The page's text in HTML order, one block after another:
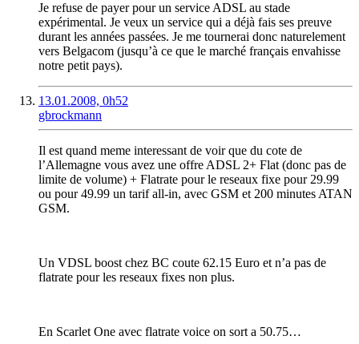
Je refuse de payer pour un service ADSL au stade
expérimental. Je veux un service qui a déjà fais ses preuve
durant les années passées. Je me tournerai donc naturelement
vers Belgacom (jusqu’à ce que le marché français envahisse
notre petit pays).
13.01.2008, 0h52
gbrockmann
Il est quand meme interessant de voir que du cote de
l’Allemagne vous avez une offre ADSL 2+ Flat (donc pas de
limite de volume) + Flatrate pour le reseaux fixe pour 29.99
ou pour 49.99 un tarif all-in, avec GSM et 200 minutes ATAN
GSM.
Un VDSL boost chez BC coute 62.15 Euro et n’a pas de
flatrate pour les reseaux fixes non plus.
En Scarlet One avec flatrate voice on sort a 50.75…